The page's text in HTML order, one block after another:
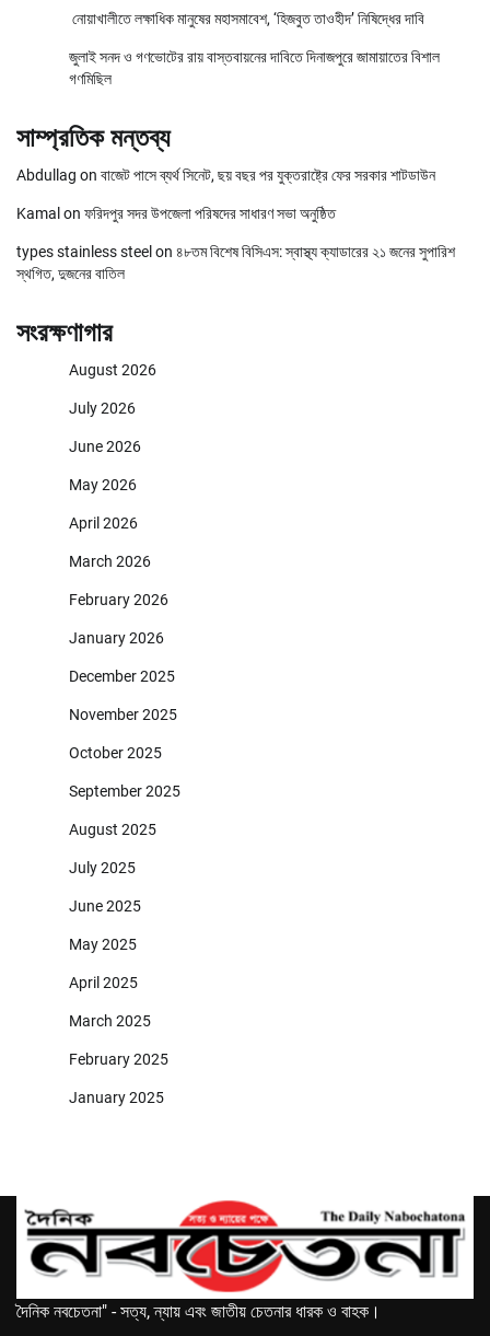
নোয়াখালীতে লক্ষাধিক মানুষের মহাসমাবেশ, ‘হিজবুত তাওহীদ’ নিষিদ্ধের দাবি
জুলাই সনদ ও গণভোটের রায় বাস্তবায়নের দাবিতে দিনাজপুরে জামায়াতের বিশাল
গণমিছিল
সাম্প্রতিক মন্তব্য
Abdullag on বাজেট পাসে ব্যর্থ সিনেট, ছয় বছর পর যুক্তরাষ্ট্রে ফের সরকার শাটডাউন
Kamal on ফরিদপুর সদর উপজেলা পরিষদের সাধারণ সভা অনুষ্ঠিত
types stainless steel on ৪৮তম বিশেষ বিসিএস: স্বাস্থ্য ক্যাডারের ২১ জনের সুপারিশ
স্থগিত, দুজনের বাতিল
সংরক্ষণাগার
August 2026
July 2026
June 2026
May 2026
April 2026
March 2026
February 2026
January 2026
December 2025
November 2025
October 2025
September 2025
August 2025
July 2025
June 2025
May 2025
April 2025
March 2025
February 2025
January 2025
দৈনিক নবচেতনা" - সত্য, ন্যায় এবং জাতীয় চেতনার ধারক ও বাহক।